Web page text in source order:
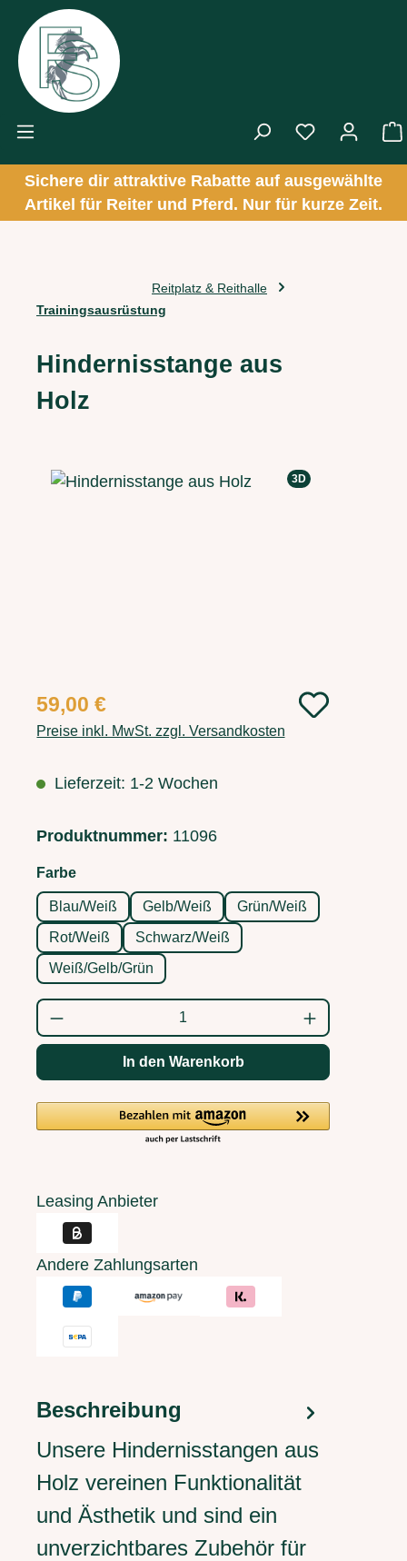
Zum Hauptinhalt springen
Sichere dir attraktive Rabatte auf ausgewählte
Artikel für Reiter und Pferd. Nur für kurze Zeit.
Reitplatz & Reithalle
Trainingsausrüstung
Hindernisstange aus
Holz
Bildergalerie überspringen 3D
Regulärer Preis:
59,00 €
Preise inkl. MwSt. zzgl. Versandkosten
Lieferzeit: 1-2 Wochen
Produktnummer: 11096
Farbeauswählen
Blau/Weiß Gelb/Weiß
Grün/Weiß
Rot/Weiß
Schwarz/Weiß
Weiß/Gelb/Grün
Produkt Anzahl: Gib den gewünschten
In den Warenkorb
Leasing Anbieter
Andere Zahlungsarten
Beschreibung
Unsere Hindernisstangen aus
Holz vereinen Funktionalität
und Ästhetik und sind ein
unverzichtbares Zubehör für